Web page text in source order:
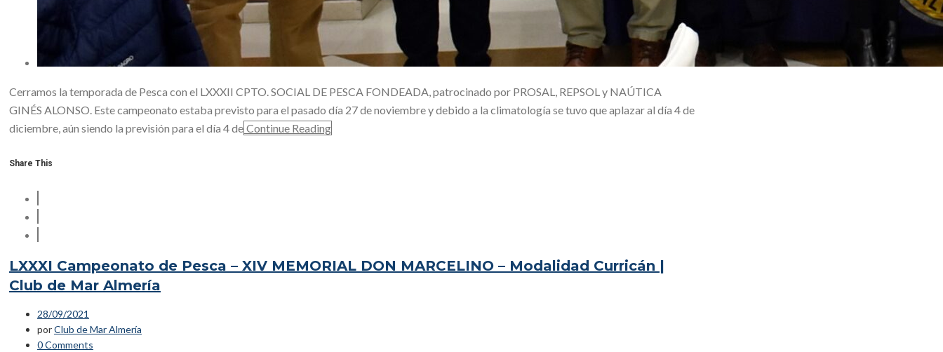
Cerramos la temporada de Pesca con el LXXXII CPTO. SOCIAL DE PESCA FONDEADA, patrocinado por PROSAL, REPSOL y NAÚTICA
GINÉS ALONSO. Este campeonato estaba previsto para el pasado día 27 de noviembre y debido a la climatología se tuvo que aplazar al día 4 de
diciembre, aún siendo la previsión para el día 4 de Continue Reading
Share This
LXXXI Campeonato de Pesca – XIV MEMORIAL DON MARCELINO – Modalidad Curricán |
Club de Mar Almería
28/09/2021
porClub de Mar Almería
0 Comments